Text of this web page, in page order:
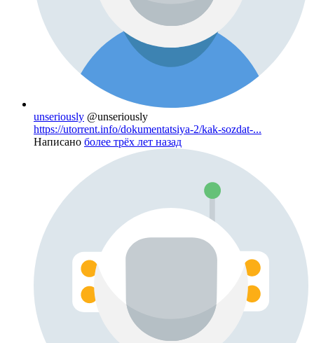
unseriously @unseriously
https://utorrent.info/dokumentatsiya-2/kak-sozdat-...
Написано более трёх лет назад